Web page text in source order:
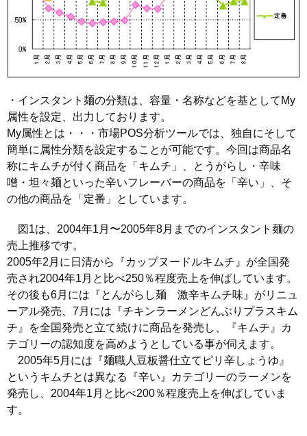
・インスタント麺の分類は、容量・名称などを基としてMy
属性を設定、出力しております。
My属性とは・・・市場POS分析ツールでは、独自にそして
簡単に属性分類を設定することが可能です。今回は商品名
称にキムチが付く商品を「キムチ」、とうがらし・辛味
噌・坦々麺といった辛いフレーバーの商品を「辛い」、そ
の他の商品を「定番」としています。
図1は、2004年1月〜2005年8月までのインスタント麺の
売上推移です。
2005年2月に日清から『カップヌードルキムチ』が全国発
売され2004年1月と比べ250％程度売上を伸ばしています。
その後も6月には『とんがらし麺 激辛キムチ味』がリニュ
ーアル発売、7月には『チキンラーメンどんぶりプラスキム
チ』を全国発売と立て続けに商品を発売し、『キムチ』カ
テゴリーの認知度を高めようとしている事が伺えます。
2005年5月には『麺職人豆板醤仕立てピリ辛しょうゆ』
というキムチとは異なる『辛い』カテゴリーのラーメンを
発売し、2004年1月と比べ200％程度売上を伸ばしていま
す。